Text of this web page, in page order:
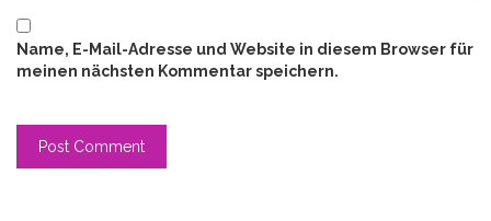
Name, E-Mail-Adresse und Website in diesem Browser für
meinen nächsten Kommentar speichern.